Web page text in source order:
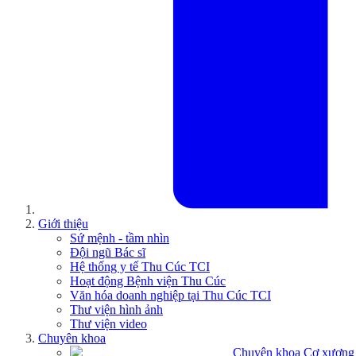
Giới thiệu
Sứ mệnh - tầm nhìn
Đội ngũ Bác sĩ
Hệ thống y tế Thu Cúc TCI
Hoạt động Bệnh viện Thu Cúc
Văn hóa doanh nghiệp tại Thu Cúc TCI
Thư viện hình ảnh
Thư viện video
Chuyên khoa
Chuyên khoa Cơ